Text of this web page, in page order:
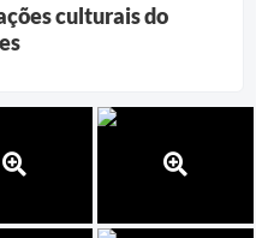
culturais do